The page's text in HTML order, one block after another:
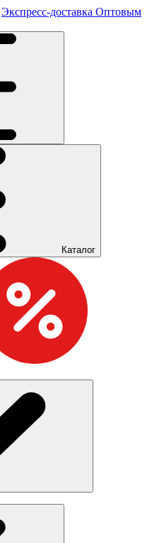
Экспресс-доставка Оптовым
Каталог